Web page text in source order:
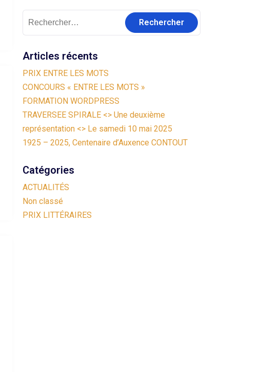
Articles récents
PRIX ENTRE LES MOTS
CONCOURS « ENTRE LES MOTS »
FORMATION WORDPRESS
TRAVERSEE SPIRALE <> Une deuxième
représentation <> Le samedi 10 mai 2025
1925 – 2025, Centenaire d’Auxence CONTOUT
Catégories
ACTUALITÉS
Non classé
PRIX LITTÉRAIRES